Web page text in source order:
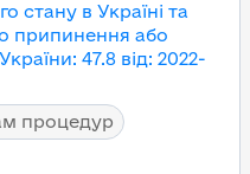
стану в Україні та
припинення або
: 47.8 від: 2022-
процедур